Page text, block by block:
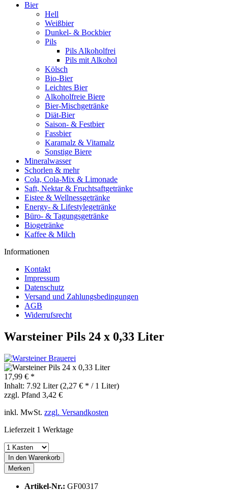
Bier
Hell
Weißbier
Dunkel- & Bockbier
Pils
Pils Alkoholfrei
Pils mit Alkohol
Kölsch
Bio-Bier
Leichtes Bier
Alkoholfreie Biere
Bier-Mischgetränke
Diät-Bier
Saison- & Festbier
Fassbier
Karamalz & Vitamalz
Sonstige Biere
Mineralwasser
Schorlen & mehr
Cola, Cola-Mix & Limonade
Saft, Nektar & Fruchtsaftgetränke
Eistee & Wellnessgetränke
Energy- & Lifestylegetränke
Büro- & Tagungsgetränke
Biogetränke
Kaffee & Milch
Informationen
Kontakt
Impressum
Datenschutz
Versand und Zahlungsbedingungen
AGB
Widerrufsrecht
Warsteiner Pils 24 x 0,33 Liter
17,99 € *
Inhalt: 7.92 Liter (2,27 € * / 1 Liter)
zzgl. Pfand 3,42 €
inkl. MwSt. zzgl. Versandkosten
Lieferzeit 1 Werktage
In den Warenkorb
Merken
Artikel-Nr.: GF00317